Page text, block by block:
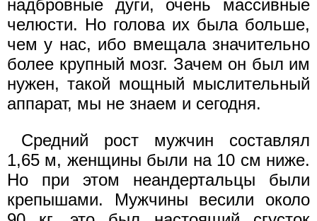
надбровные дуги, очень массивные
челюсти. Но голова их была больше,
чем у нас, ибо вмещала значительно
более крупный мозг. Зачем он был им
нужен, такой мощный мыслительный
аппарат, мы не знаем и сегодня.
Средний рост мужчин составлял
1,65 м, женщины были на 10 см ниже.
Но при этом неандертальцы были
крепышами. Мужчины весили около